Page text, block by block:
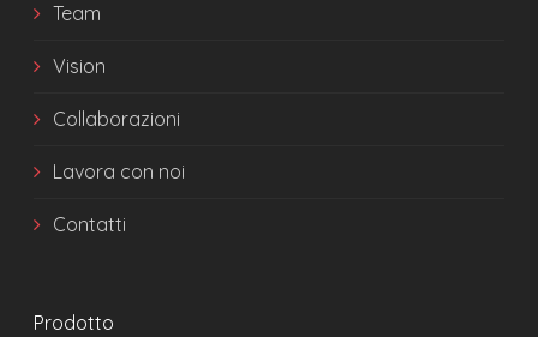
Team
Vision
Collaborazioni
Lavora con noi
Contatti
Prodotto